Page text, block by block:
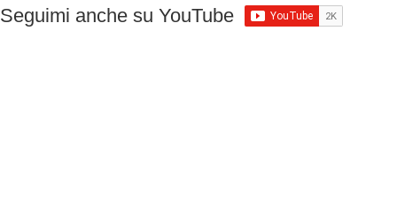
Seguimi anche su YouTube